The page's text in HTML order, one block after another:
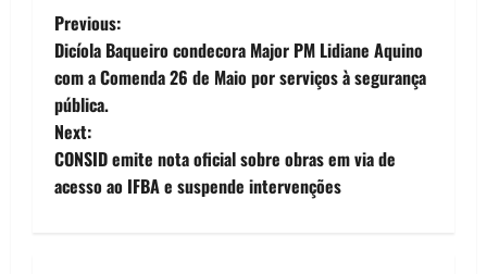
P
o
s
t
Previous:
Dicíola Baqueiro condecora Major PM Lidiane Aquino
com a Comenda 26 de Maio por serviços à segurança
pública.
Next:
CONSID emite nota oficial sobre obras em via de
acesso ao IFBA e suspende intervenções